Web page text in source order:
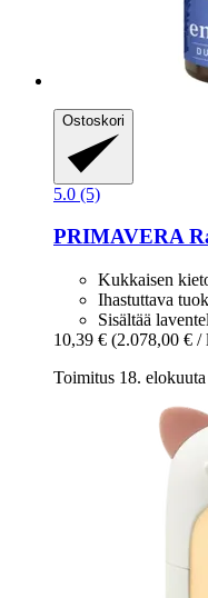
Ostoskori
5.0 (5)
PRIMAVERA
Kukkaisen
Ihastuttava
Sisältää
10,39 € (2.078,00 € /
Toimitus 18. elokuuta